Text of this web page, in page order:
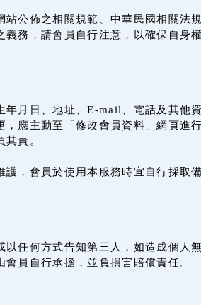
公佈之相關規範、中華民國相關法
務，請會員自行注意，以確保自身權
月日、地址、E-mail、電話及其他
應主動至「修改會員資料」網頁進
責。
，會員於使用本服務時宜自行採取
任何方式告知第三人，如造成個人
員自行承擔，並負損害賠償責任。